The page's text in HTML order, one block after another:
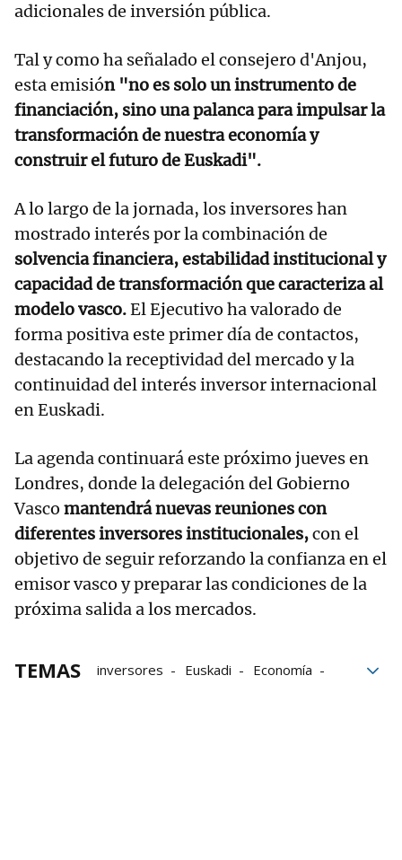
adicionales de inversión pública.
Tal y como ha señalado el consejero d'Anjou,
esta emisión "no es solo un instrumento de
financiación, sino una palanca para impulsar la
transformación de nuestra economía y
construir el futuro de Euskadi".
A lo largo de la jornada, los inversores han
mostrado interés por la combinación de
solvencia financiera, estabilidad institucional y
capacidad de transformación que caracteriza al
modelo vasco.El Ejecutivo ha valorado de
forma positiva este primer día de contactos,
destacando la receptividad del mercado y la
continuidad del interés inversor internacional
en Euskadi.
La agenda continuará este próximo jueves en
Londres, donde la delegación del Gobierno
Vasco mantendrá nuevas reuniones con
diferentes inversores institucionales,con el
objetivo de seguir reforzando la confianza en el
emisor vasco y preparar las condiciones de la
próxima salida a los mercados.
TEMAS inversores Euskadi
Economía